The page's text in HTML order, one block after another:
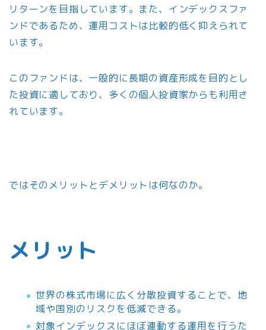
リターンを目指しています。また、インデックスファ
ンドであるため、運用コストは比較的低く抑えられて
います。
このファンドは、一般的に長期の資産形成を目的とし
た投資に適しており、多くの個人投資家からも利用さ
れています。
ではそのメリットとデメリットは何なのか。
メリット
世界の株式市場に広く分散投資することで、地
域や国別のリスクを低減できる。
対象インデックスにほぼ連動する運用を行うた